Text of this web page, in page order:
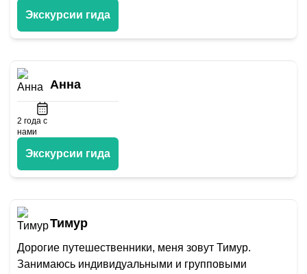
Экскурсии гида
Анна
2 года с
нами
Экскурсии гида
Тимур
Дорогие путешественники, меня зовут Тимур.
Занимаюсь индивидуальными и групповыми